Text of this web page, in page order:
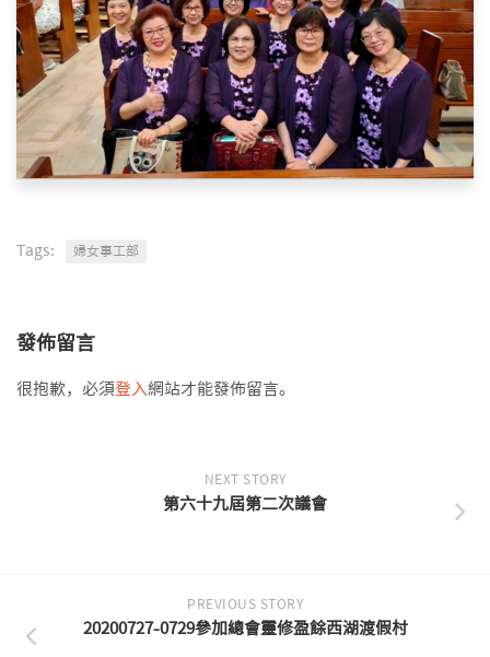
Tags: 婦女事工部
發佈留言
很抱歉，必須登入網站才能發佈留言。
NEXT STORY
第六十九屆第二次議會
PREVIOUS STORY
20200727-0729參加總會靈修盈餘西湖渡假村